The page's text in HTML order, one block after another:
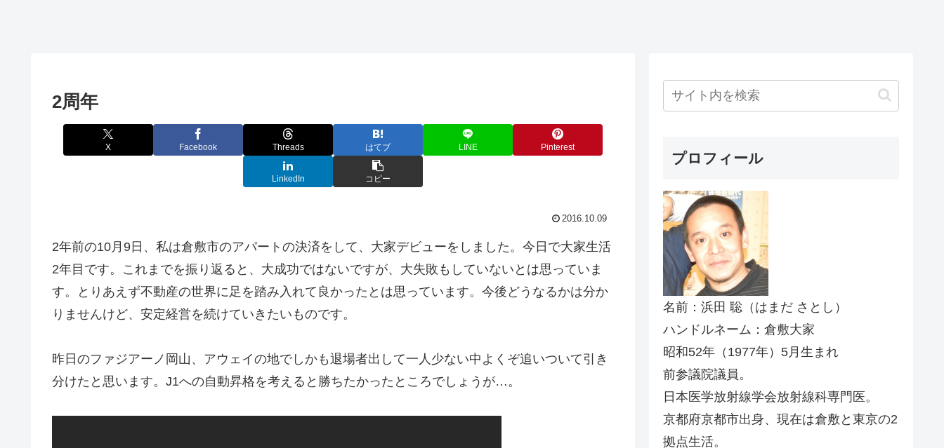
2周年
X Facebook Threads はてブ LINE Pinterest
LinkedIn コピー
2016.10.09
2年前の10月9日、私は倉敷市のアパートの決済をして、大家デビューをしました。今日で大家生活
2年目です。これまでを振り返ると、大成功ではないですが、大失敗もしていないとは思っていま
す。とりあえず不動産の世界に足を踏み入れて良かったとは思っています。今後どうなるかは分か
りませんけど、安定経営を続けていきたいものです。
昨日のファジアーノ岡山、アウェイの地でしかも退場者出して一人少ない中よくぞ追いついて引き
分けたと思います。J1への自動昇格を考えると勝ちたかったところでしょうが…。
プロフィール
名前：浜田 聡（はまだ さとし）
ハンドルネーム：倉敷大家
昭和52年（1977年）5月生まれ
前参議院議員。
日本医学放射線学会放射線科専門医。
京都府京都市出身、現在は倉敷と東京の2
拠点生活。